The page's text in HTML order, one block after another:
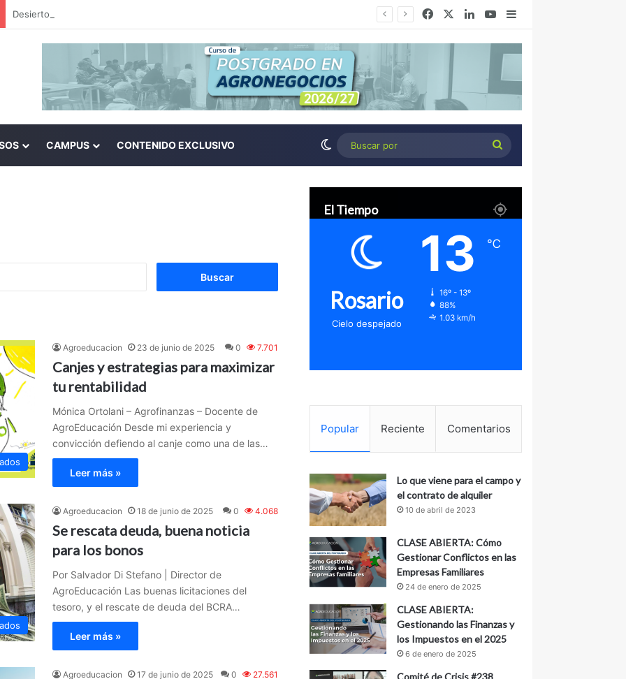
FacebookLinkedInYouTubeBarra lateral
CAMPUS CONTENIDO EXCLUSIVO Switch skin
Buscar
por
Agroeducacion 23 de junio de 2025 0 7.701
Canjes y estrategias para maximizar
tu rentabilidad
Mónica Ortolani – Agrofinanzas – Docente de
AgroEducación Desde mi experiencia y
convicción defiendo al canje como una de las…
Leer más »
Agroeducacion 18 de junio de 2025 0 4.068
Se rescata deuda, buena noticia
para los bonos
Por Salvador Di Stefano | Director de
AgroEducación Las buenas licitaciones del
tesoro, y el rescate de deuda del BCRA…
Leer más »
Agroeducacion 17 de junio de 2025 0 27.561
El Tiempo
Rosario
Cielo despejado
13 ℃
16º - 13º
88%
1.03 km/h
Popular Reciente Comentarios
Lo que viene para el campo y
el contrato de alquiler
10 de abril de 2023
CLASE ABIERTA: Cómo
Gestionar Conflictos en las
Empresas Familiares
24 de enero de 2025
CLASE ABIERTA:
Gestionando las Finanzas y
los Impuestos en el 2025
6 de enero de 2025